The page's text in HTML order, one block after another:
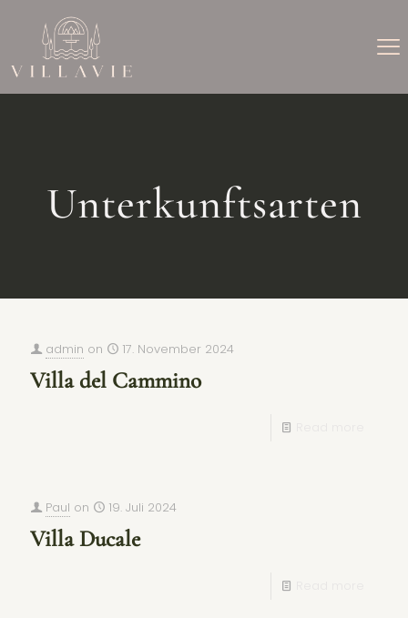
Unterkunftsarten
admin on 17. November 2024
Villa del Cammino
Paul on 19. Juli 2024
Villa Ducale